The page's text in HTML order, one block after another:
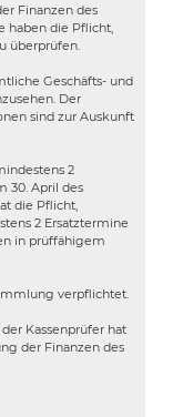
Finanzen des
haben die Pflicht,
überprüfen.
Geschäfts- und
Der
sind zur Auskunft
2
30. April des
die Pflicht,
2 Ersatztermine
in prüffähigem
verpflichtet.
Kassenprüfer hat
der Finanzen des